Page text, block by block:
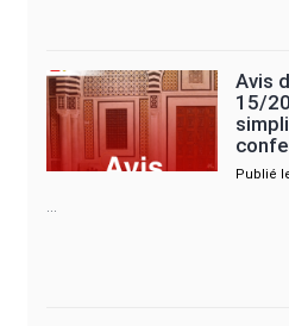
Avis
15/
Publié
…